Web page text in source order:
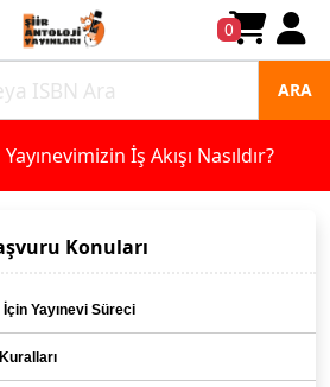
0
ARA
İş Akışı Nasıldır?
Konuları
Yayınevi Süreci